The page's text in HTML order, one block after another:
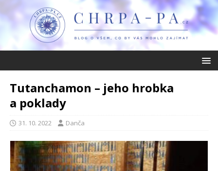
Tutanchamon – jeho hrobka
a poklady
31. 10. 2022 Danča